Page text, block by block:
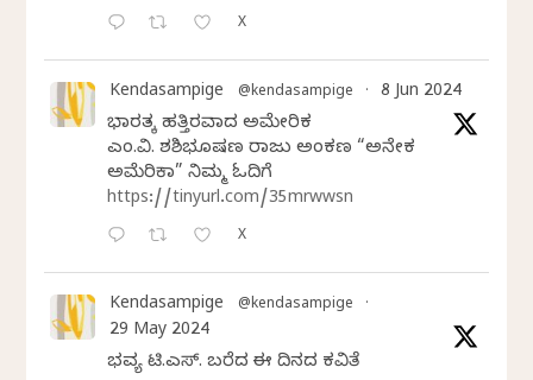
X
Kendasampige @kendasampige · 8 Jun 2024
ಭಾರತಕ್ಕೆ ಹತ್ತಿರವಾದ ಅಮೇರಿಕ
ಎಂ.ವಿ. ಶಶಿಭೂಷಣ ರಾಜು ಅಂಕಣ “ಅನೇಕ
ಅಮೆರಿಕಾ” ನಿಮ್ಮ ಓದಿಗೆ
https://tinyurl.com/35mrwwsn
X
Kendasampige @kendasampige ·
29 May 2024
ಭವ್ಯ ಟಿ.ಎಸ್. ಬರೆದ ಈ ದಿನದ ಕವಿತೆ